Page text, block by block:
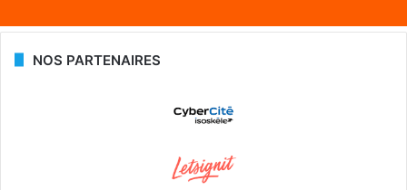
NOS PARTENAIRES